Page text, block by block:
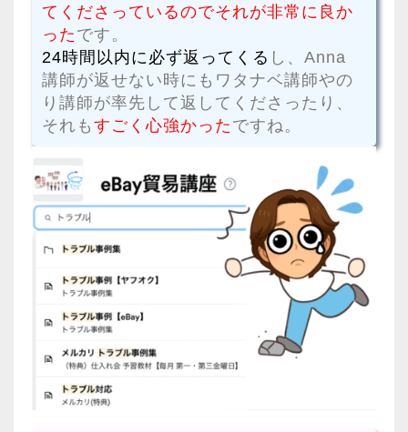
てくださっているのでそれが非常に良か
ったです。
24時間以内に必ず返ってくる し、Anna
講師が返せない時にもワタナベ講師やの
り講師が率先して返してくださったり、
それもすごく心強かったですね。